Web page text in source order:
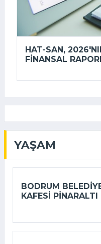
HAT-SAN,
FINANSAL
YAŞAM
BODRUM
KAFESI